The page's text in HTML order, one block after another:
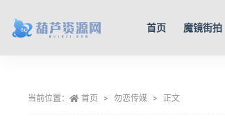
首页 魔镜街拍
当前位置： 首页 勿恋传媒 正文